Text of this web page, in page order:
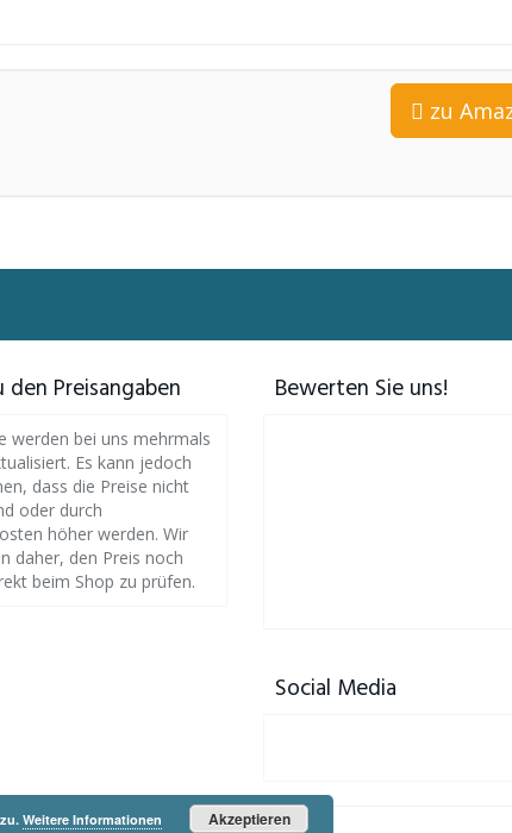
zu
den Preisangaben
werden bei uns mehrmals
Es kann jedoch
dass die Preise nicht
oder durch
höher werden. Wir
daher, den Preis noch
beim Shop zu prüfen.
Bewerten Sie uns!
Social Media
Weitere Informationen Akzeptieren